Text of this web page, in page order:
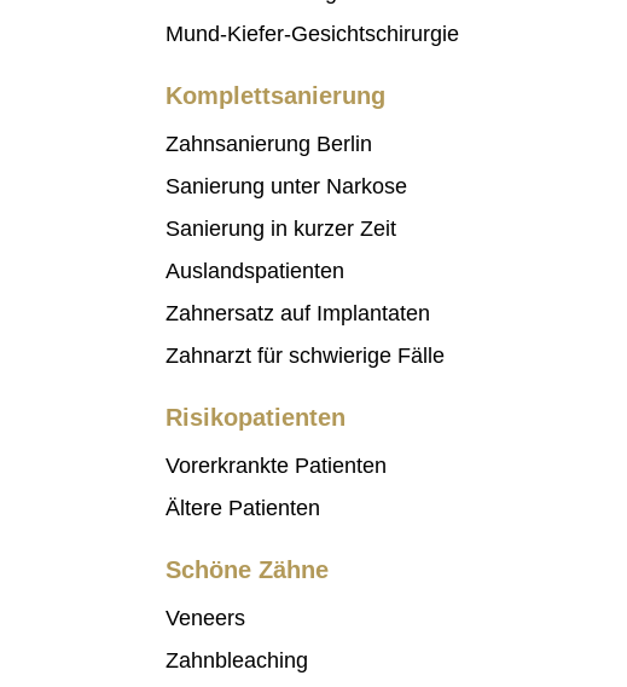
Mund-Kiefer-Gesichtschirurgie
Komplettsanierung
Zahnsanierung Berlin
Sanierung unter Narkose
Sanierung in kurzer Zeit
Auslandspatienten
Zahnersatz auf Implantaten
Zahnarzt für schwierige Fälle
Risikopatienten
Vorerkrankte Patienten
Ältere Patienten
Schöne Zähne
Veneers
Zahnbleaching